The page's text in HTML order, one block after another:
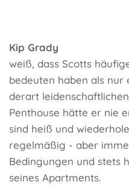
Kip Grady
weiß, dass Scotts
bedeuten haben als nur
derart
Penthouse hätte er nie
sind heiß und
regelmäßig - aber
Bedingungen und stets
seines Apartments.